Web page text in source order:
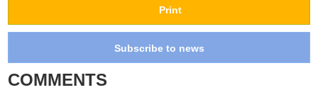
Print
Subscribe to news
COMMENTS